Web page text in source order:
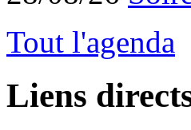
Tout l'agenda
Liens